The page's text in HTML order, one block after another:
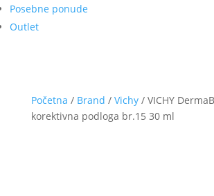
Posebne ponude
Outlet
Početna / Brand / Vichy/ VICHY
korektivna podloga br.15 30 ml